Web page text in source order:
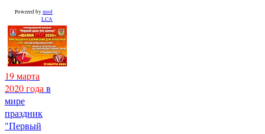
Powered by mod
LCA
19 марта
2020 годав
мире
праздник
"Первый